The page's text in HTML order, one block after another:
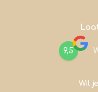
9,5
Wil